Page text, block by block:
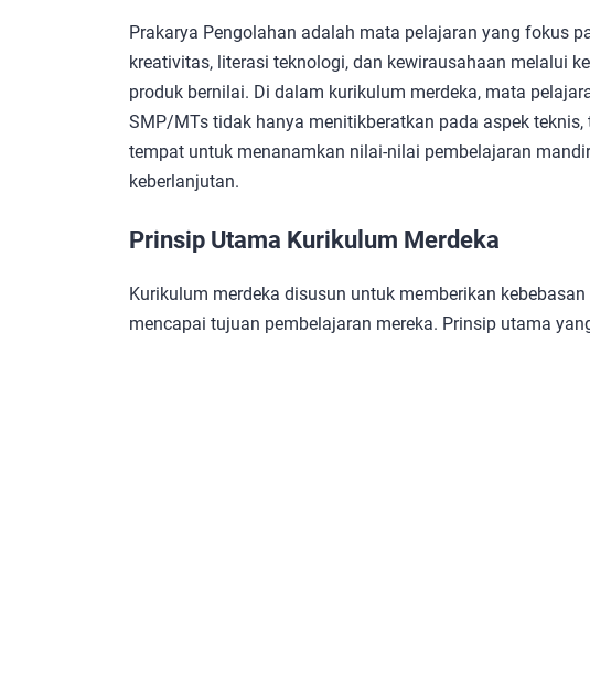
Prakarya Pengolahan adalah mata pelajaran yang fokus
kreativitas, literasi teknologi, dan kewirausahaan melalui
produk bernilai. Di dalam kurikulum merdeka, mata
SMP/MTs tidak hanya menitikberatkan pada aspek
tempat untuk menanamkan nilai-nilai pembelajaran
keberlanjutan.
Prinsip Utama Kurikulum Merdeka
Kurikulum merdeka disusun untuk memberikan
mencapai tujuan pembelajaran mereka. Prinsip utama